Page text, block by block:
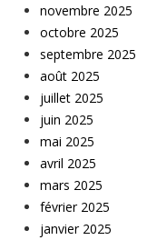
novembre 2025
octobre 2025
septembre 2025
août 2025
juillet 2025
juin 2025
mai 2025
avril 2025
mars 2025
février 2025
janvier 2025